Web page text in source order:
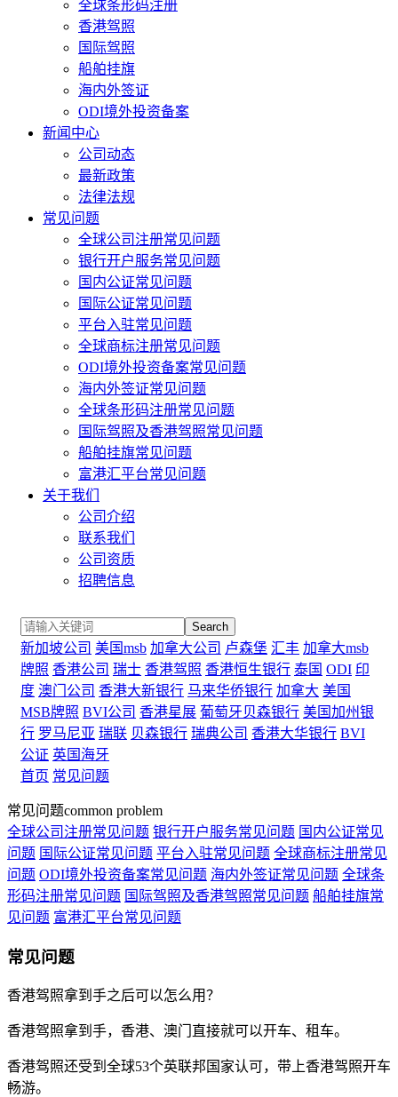
全球条形码注册
香港驾照
国际驾照
船舶挂旗
海内外签证
ODI境外投资备案
新闻中心
公司动态
最新政策
法律法规
常见问题
全球公司注册常见问题
银行开户服务常见问题
国内公证常见问题
国际公证常见问题
平台入驻常见问题
全球商标注册常见问题
ODI境外投资备案常见问题
海内外签证常见问题
全球条形码注册常见问题
国际驾照及香港驾照常见问题
船舶挂旗常见问题
富港汇平台常见问题
关于我们
公司介绍
联系我们
公司资质
招聘信息
Search
新加坡公司 美国msb 加拿大公司 卢森堡 汇丰 加拿大msb
牌照 香港公司 瑞士 香港驾照 香港恒生银行 泰国 ODI 印
度 澳门公司 香港大新银行 马来华侨银行 加拿大 美国
MSB牌照 BVI公司 香港星展 葡萄牙贝森银行 美国加州银
行 罗马尼亚 瑞联 贝森银行 瑞典公司 香港大华银行 BVI
公证 英国海牙
首页 常见问题
常见问题common problem
全球公司注册常见问题 银行开户服务常见问题 国内公证常见
问题 国际公证常见问题 平台入驻常见问题 全球商标注册常见
问题 ODI境外投资备案常见问题 海内外签证常见问题 全球条
形码注册常见问题 国际驾照及香港驾照常见问题 船舶挂旗常
见问题 富港汇平台常见问题
常见问题
香港驾照拿到手之后可以怎么用？
香港驾照拿到手，香港、澳门直接就可以开车、租车。
香港驾照还受到全球53个英联邦国家认可，带上香港驾照开车
畅游。